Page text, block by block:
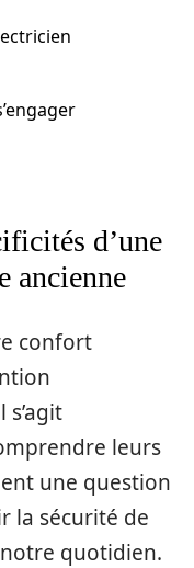
d’une
ancienne
confort
leurs
une question
la sécurité de
quotidien.